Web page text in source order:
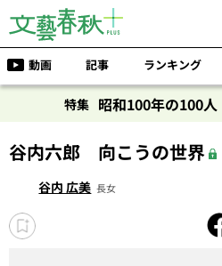
動画 記事 ランキング
特集 昭和100年の100
谷内六郎 向こうの世界
谷内 広美 長女